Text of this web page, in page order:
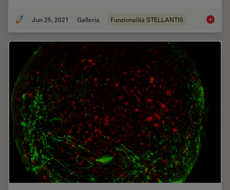
Jun 25, 2021 Galleria Funzionalità STELLANTIS Tissue